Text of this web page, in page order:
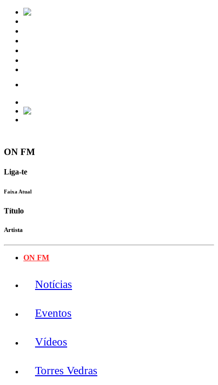
ON FM
Liga-te
Faixa Atual
Título
Artista
ON FM
Notícias
Eventos
Vídeos
Torres Vedras